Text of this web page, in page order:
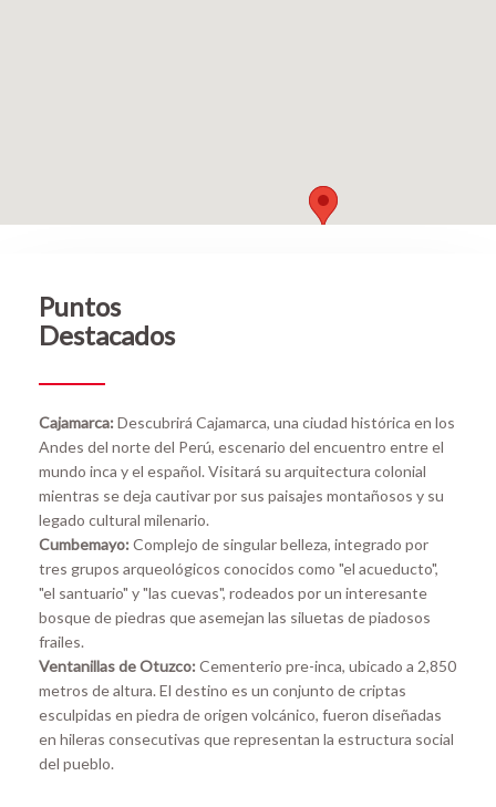
Puntos
Destacados
Cajamarca: Descubrirá Cajamarca, una ciudad histórica en los
Andes del norte del Perú, escenario del encuentro entre el
mundo inca y el español. Visitará su arquitectura colonial
mientras se deja cautivar por sus paisajes montañosos y su
legado cultural milenario.
Cumbemayo: Complejo de singular belleza, integrado por
tres grupos arqueológicos conocidos como "el acueducto",
"el santuario" y "las cuevas", rodeados por un interesante
bosque de piedras que asemejan las siluetas de piadosos
frailes.
Ventanillas de Otuzco: Cementerio pre-inca, ubicado a 2,850
metros de altura. El destino es un conjunto de criptas
esculpidas en piedra de origen volcánico, fueron diseñadas
en hileras consecutivas que representan la estructura social
del pueblo.